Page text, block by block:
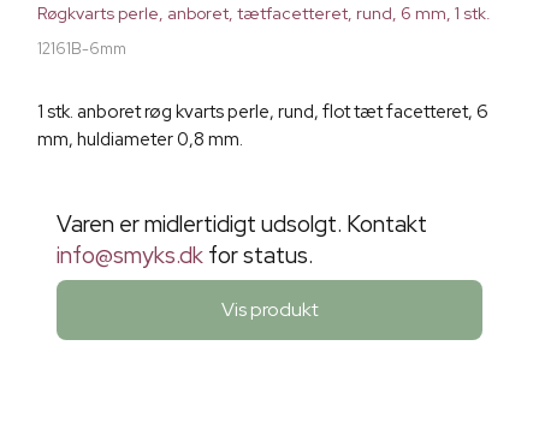
Røgkvarts perle, anboret, tætfacetteret, rund, 6 mm, 1 stk.
12161B-6mm
1 stk. anboret røg kvarts perle, rund, flot tæt facetteret, 6
mm, huldiameter 0,8 mm.
Varen er midlertidigt udsolgt. Kontakt
info@smyks.dk for status.
Vis produkt